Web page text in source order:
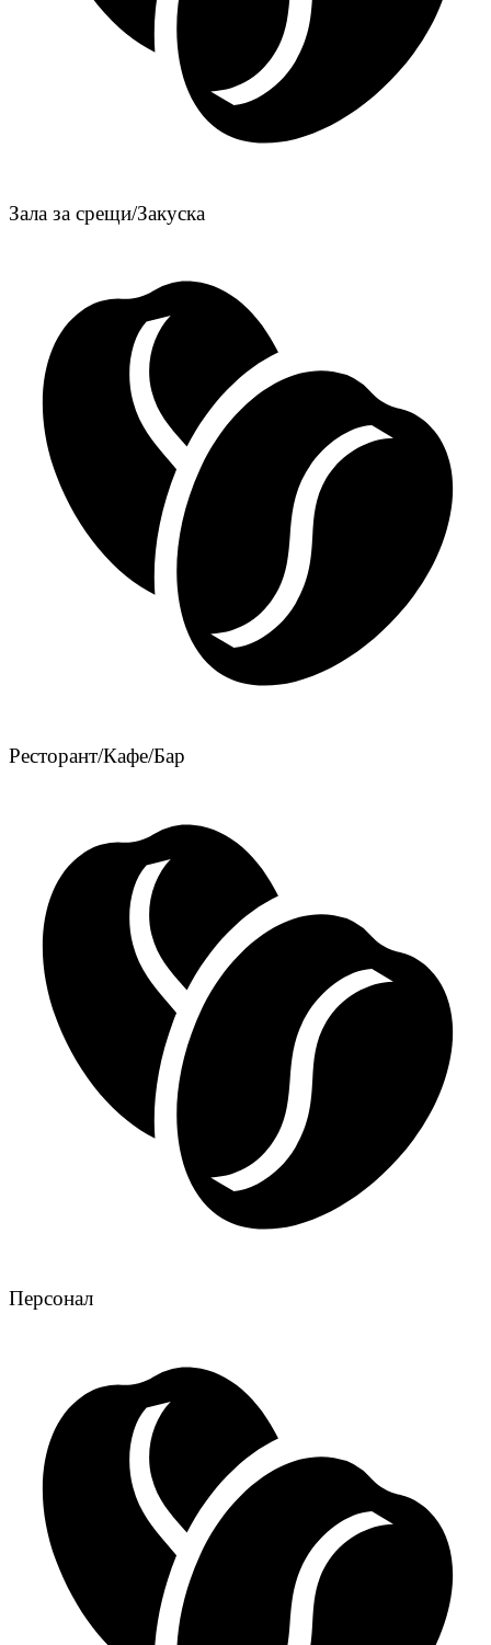
Зала за срещи/Закуска
Ресторант/Кафе/Бар
Персонал